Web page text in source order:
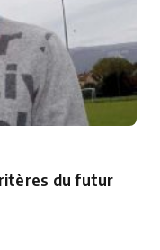
du futur